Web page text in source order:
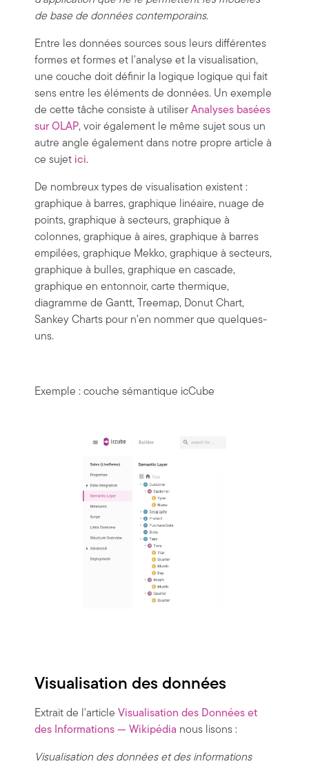
de base de données contemporains.
Entre les données sources sous leurs différentes
formes et formes et l'analyse et la visualisation,
une couche doit définir la logique logique qui fait
sens entre les éléments de données. Un exemple
de cette tâche consiste à utiliser Analyses basées
sur OLAP, voir également le même sujet sous un
autre angle également dans notre propre article à
ce sujet ici.
De nombreux types de visualisation existent :
graphique à barres, graphique linéaire, nuage de
points, graphique à secteurs, graphique à
colonnes, graphique à aires, graphique à barres
empilées, graphique Mekko, graphique à secteurs,
graphique à bulles, graphique en cascade,
graphique en entonnoir, carte thermique,
diagramme de Gantt, Treemap, Donut Chart,
Sankey Charts pour n'en nommer que quelques-
uns.
Exemple : couche sémantique icCube
Visualisation des données
Extrait de l'article Visualisation des Données et
des Informations — Wikipédia nous lisons :
Visualisation des données et des informations